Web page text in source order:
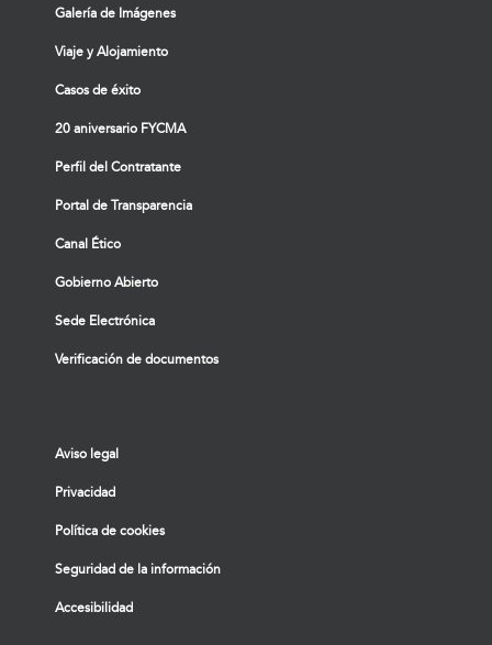
Galería de Imágenes
Viaje y Alojamiento
Casos de éxito
20 aniversario FYCMA
Perfil del Contratante
Portal de Transparencia
Canal Ético
Gobierno Abierto
Sede Electrónica
Verificación de documentos
Aviso legal
Privacidad
Política de cookies
Seguridad de la información
Accesibilidad